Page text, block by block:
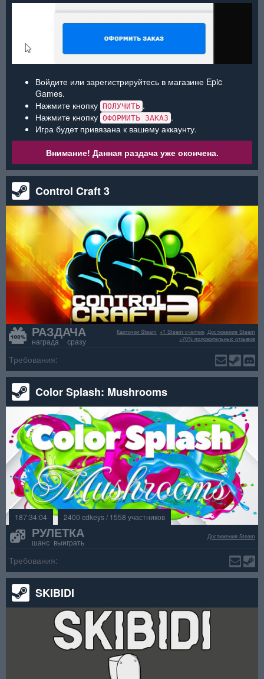
Войдите или зарегистрируйтесь в магазине Epic
Games.
Нажмите кнопку ПОЛУЧИТЬ .
Нажмите кнопку ОФОРМИТЬ ЗАКАЗ .
Игра будет привязана к вашему аккаунту.
Внимание! Данная раздача уже окончена.
Control Craft 3
РАЗДАЧА
награда сразу
Достижения Steam
+1 Steam счётчик
Карточки Steam
>70% положительных отзывов
Требования:
Color Splash: Mushrooms
187:34:04 2400 cdkeys / 1558 участников
РУЛЕТКА
шанс выиграть
Достижения Steam
Требования:
SKIBIDI